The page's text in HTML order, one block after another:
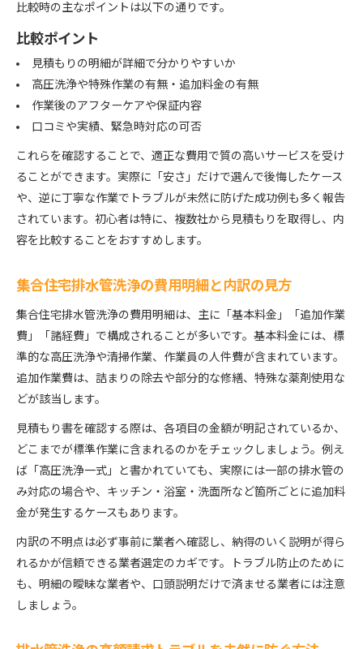
比較時の主なポイントは以下の通りです。
比較ポイント
見積もりの明細が詳細で分かりやすいか
高圧洗浄や特殊作業の有無・追加料金の有無
作業後のアフターケアや保証内容
口コミや実績、緊急時対応の可否
これらを確認することで、適正な費用で質の高いサービスを受け
ることができます。実際に「安さ」だけで選んで後悔したケース
や、逆に丁寧な作業でトラブルが未然に防げた成功例も多く報告
されています。初心者は特に、複数社から見積もりを取得し、内
容を比較することをおすすめします。
集合住宅排水管洗浄の費用明細と内訳の見方
集合住宅排水管洗浄の費用明細は、主に「基本料金」「追加作業
費」「諸経費」で構成されることが多いです。基本料金には、標
準的な高圧洗浄や清掃作業、作業員の人件費が含まれています。
追加作業費は、詰まりの除去や部分的な修繕、特殊な薬剤使用な
どが該当します。
見積もり書を確認する際は、各項目の金額が明記されているか、
どこまでが標準作業に含まれるのかをチェックしましょう。例え
ば「高圧洗浄一式」と書かれていても、実際には一部の排水管の
み対応の場合や、キッチン・浴室・洗面所など箇所ごとに追加料
金が発生するケースもあります。
内訳の不明点は必ず事前に業者へ確認し、納得のいく説明が得ら
れるかが信頼できる業者選定のカギです。トラブル防止のために
も、明細の曖昧な業者や、口頭説明だけで済ませる業者には注意
しましょう。